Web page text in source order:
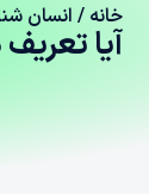
خانه / انسان
آیا